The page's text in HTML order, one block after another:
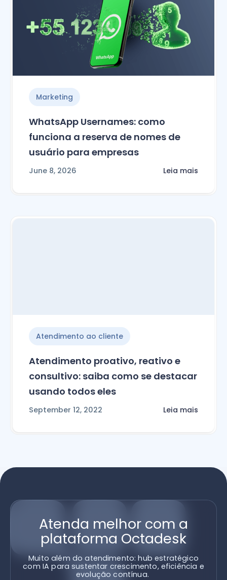
Marketing
WhatsApp Usernames: como
funciona a reserva de nomes de
usuário para empresas
June 8, 2026 Leia mais
Atendimento ao cliente
Atendimento proativo, reativo e
consultivo: saiba como se destacar
usando todos eles
September 12, 2022 Leia mais
Atenda melhor com a
plataforma Octadesk
Muito além do atendimento: hub estratégico
com IA para sustentar crescimento, eficiência e
evolução contínua.